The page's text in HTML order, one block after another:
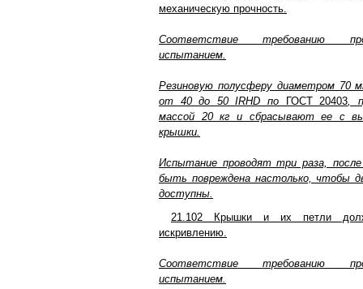
механическую прочность.
Соответствие требованию
испытанием.
Резиновую полусферу диаметром
от 40 до 50 IRHD по ГОСТ 20403,
массой 20 кг и сбрасывают ее с
крышки.
Испытание проводят три раза,
быть повреждена настолько, чтобы
доступны.
21.102 Крышки и их петли
искривлению.
Соответствие требованию
испытанием.